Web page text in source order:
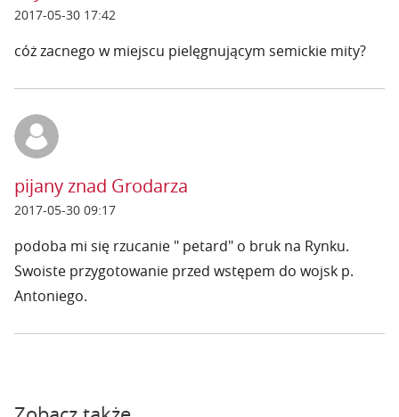
2017-05-30 17:42
cóż zacnego w miejscu pielęgnującym semickie mity?
pijany znad Grodarza
2017-05-30 09:17
podoba mi się rzucanie " petard" o bruk na Rynku.
Swoiste przygotowanie przed wstępem do wojsk p.
Antoniego.